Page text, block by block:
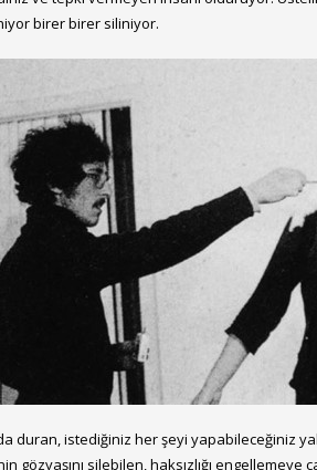
birer birer siliniyor.
duran, istediğiniz her şeyi
silebilen, haksızlığı engellemeye